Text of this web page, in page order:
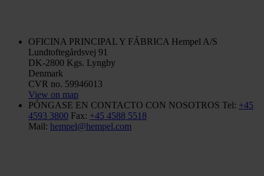
OFICINA PRINCIPAL Y FÁBRICA Hempel A/S
Lundtoftegårdsvej 91
DK-2800 Kgs. Lyngby
Denmark
CVR no. 59946013
View on map
PÓNGASE EN CONTACTO CON NOSOTROS Tel: +45
4593 3800 Fax: +45 4588 5518
Mail: hempel@hempel.com